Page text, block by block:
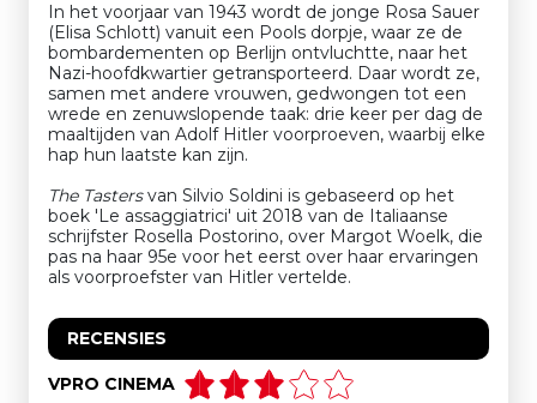
In het voorjaar van 1943 wordt de jonge Rosa Sauer
(Elisa Schlott) vanuit een Pools dorpje, waar ze de
bombardementen op Berlijn ontvluchtte, naar het
Nazi-hoofdkwartier getransporteerd. Daar wordt ze,
samen met andere vrouwen, gedwongen tot een
wrede en zenuwslopende taak: drie keer per dag de
maaltijden van Adolf Hitler voorproeven, waarbij elke
hap hun laatste kan zijn.
The Tastersvan Silvio Soldini is gebaseerd op het
boek 'Le assaggiatrici' uit 2018 van de Italiaanse
schrijfster Rosella Postorino, over Margot Woelk, die
pas na haar 95e voor het eerst over haar ervaringen
als voorproefster van Hitler vertelde.
RECENSIES
VPRO CINEMA